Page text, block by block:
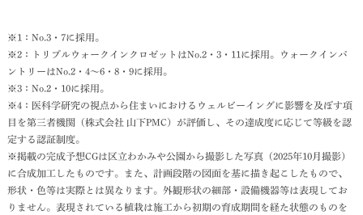
※1：No.3・7に採用。
※2：トリプルウォークインクロゼットはNo.2・3・11に採用。ウォークインパ
ントリーはNo.2・4〜6・8・9に採用。
※3：No.2・10に採用。
※4：医科学研究の視点から住まいにおけるウェルビーイングに影響を及ぼす項
目を第三者機関（株式会社 山下PMC）が評価し、その達成度に応じて等級を認
定する認証制度。
※掲載の完成予想CGは区立わかみや公園から撮影した写真（2025年10月撮影）
に合成加工したものです。また、計画段階の図面を基に描き起こしたもので、
形状・色等は実際とは異なります。外観形状の細部・設備機器等は表現してお
りません。表現されている植栽は施工から初期の育成期間を経た状態のものを